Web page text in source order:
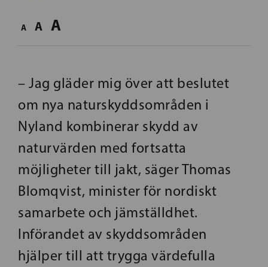
A A A
– Jag gläder mig över att beslutet
om nya naturskyddsområden i
Nyland kombinerar skydd av
naturvärden med fortsatta
möjligheter till jakt, säger Thomas
Blomqvist, minister för nordiskt
samarbete och jämställdhet.
Införandet av skyddsområden
hjälper till att trygga värdefulla